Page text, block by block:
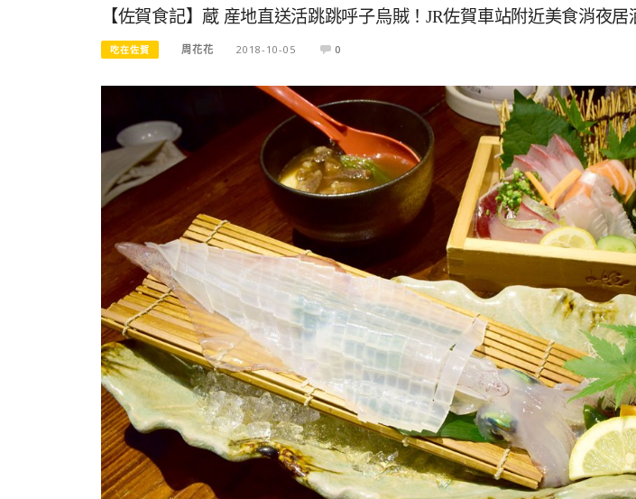
【佐賀食記】蔵 産地直送活跳跳呼子烏賊！JR佐賀車站附近美食消夜居
吃在佐賀 周花花 2018-10-05 0